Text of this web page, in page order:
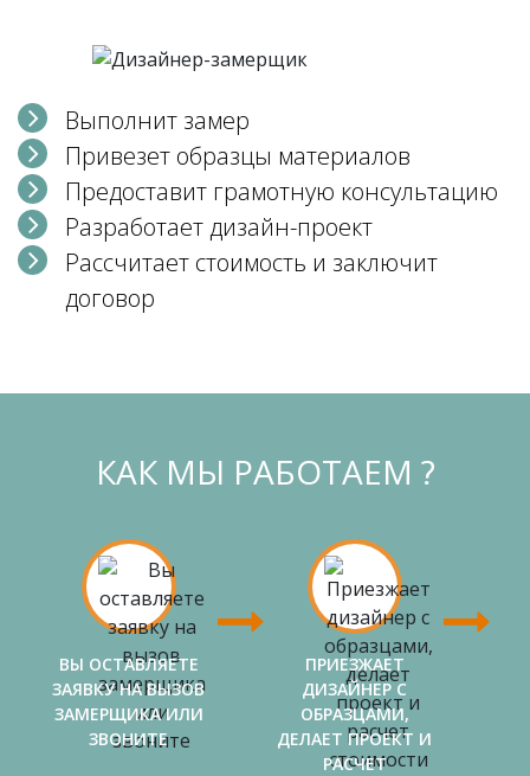
Выполнит замер
Привезет образцы материалов
Предоставит грамотную консультацию
Разработает дизайн-проект
Рассчитает стоимость и заключит
договор
КАК МЫ РАБОТАЕМ ?
ВЫ ОСТАВЛЯЕТЕ
ЗАЯВКУ НА ВЫЗОВ
ЗАМЕРЩИКА ИЛИ
ЗВОНИТЕ
ПРИЕЗЖАЕТ
ДИЗАЙНЕР С
ОБРАЗЦАМИ,
ДЕЛАЕТ ПРОЕКТ И
РАСЧЕТ